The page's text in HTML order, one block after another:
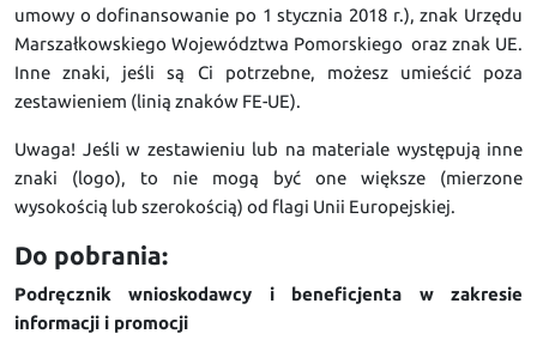
umowy o dofinansowanie po 1 stycznia 2018 r.), znak Urzędu
Marszałkowskiego Województwa Pomorskiego oraz znak UE.
Inne znaki, jeśli są Ci potrzebne, możesz umieścić poza
zestawieniem (linią znaków FE-UE).
Uwaga! Jeśli w zestawieniu lub na materiale występują inne
znaki (logo), to nie mogą być one większe (mierzone
wysokością lub szerokością) od flagi Unii Europejskiej.
Do pobrania:
Podręcznik wnioskodawcy i beneficjenta w zakresie
informacji i promocji